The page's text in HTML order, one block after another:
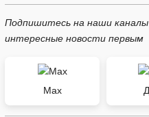
Подпишитесь на наши
интересные новости первым
Max